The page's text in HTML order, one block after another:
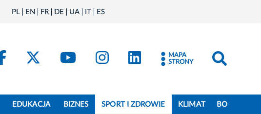
PL EN FR DE UA IT ES
FacebookKraków - X
Kraków - YouTube
Kraków - Instagram
Kraków - LinkedIn
MAPA
STRONY
EDUKACJA BIZNES SPORT I ZDROWIE KLIMAT BO